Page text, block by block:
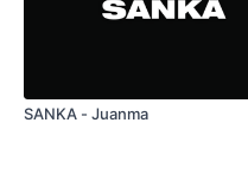
SANKA - Juanma